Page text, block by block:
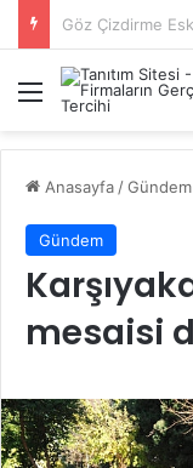
Başiskele Acil
Menü
Anasayfa /Gündem
Gündem
mesaisi